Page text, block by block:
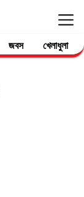
জবস খেলাধুলা